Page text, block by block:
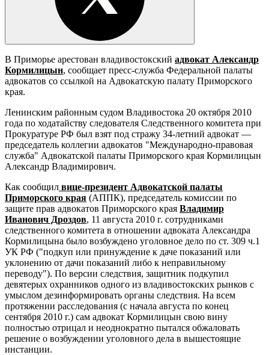
В Приморье арестован владивостокский адвокат Александр
Кормилицын, сообщает пресс-служба Федеральной палаты
адвокатов со ссылкой на Адвокатскую палату Приморского
края.
Ленинским районным судом Владивостока 20 октября 2010
года по ходатайству следователя Следственного комитета при
Прокуратуре РФ был взят под стражу 34-летний адвокат —
председатель коллегии адвокатов "Международно-правовая
служба" Адвокатской палаты Приморского края Кормилицын
Александр Владимирович.
Как сообщил вице-президент Адвокатской палаты
Приморского края (АППК), председатель комиссии по
защите прав адвокатов Приморского края Владимир
Иванович Дроздов, 11 августа 2010 г. сотрудниками
следственного комитета в отношении адвоката Александра
Кормилицына было возбуждено уголовное дело по ст. 309 ч.1
УК РФ ("подкуп или принуждение к даче показаний или
уклонению от дачи показаний либо к неправильному
переводу"). По версии следствия, защитник подкупил
девятерых охранников одного из владивостокских рынков с
умыслом дезинформировать органы следствия. На всем
протяжении расследования (с начала августа по конец
сентября 2010 г.) сам адвокат Кормилицын свою вину
полностью отрицал и неоднократно пытался обжаловать
решение о возбуждении уголовного дела в вышестоящие
инстанции.